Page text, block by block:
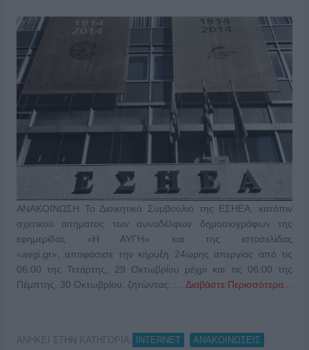
ΑΝΑΚΟΙΝΩΣΗ Το Διοικητικό Συμβούλιο της ΕΣΗΕΑ, κατόπιν
σχετικού αιτήματος των συναδέλφων δημοσιογράφων της
εφημερίδας «Η ΑΥΓΗ» και της ιστοσελίδας
«avgi.gr», αποφάσισε την κήρυξη 24ωρης απεργίας από τις
06:00 της Τετάρτης, 29 Οκτωβρίου μέχρι και τις 06:00 της
Πέμπτης, 30 Οκτωβρίου, ζητώντας: … Διαβάστε Περισσότερα...
ΑΝΗΚΕΙ ΣΤΗΝ ΚΑΤΗΓΟΡΙΑ: INTERNET ΑΝΑΚΟΙΝΩΣΕΙΣ